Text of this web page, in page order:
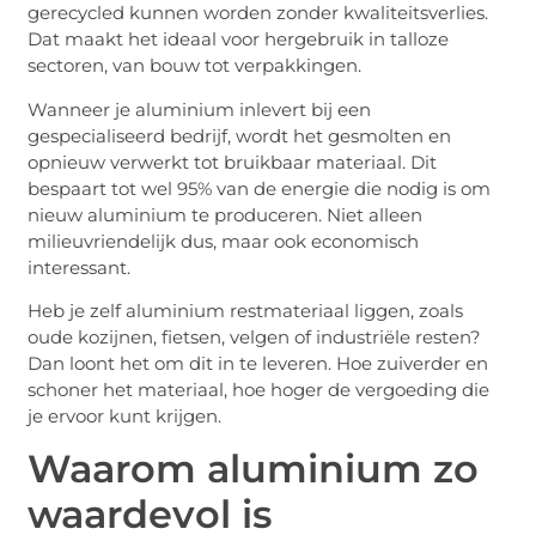
gerecycled kunnen worden zonder kwaliteitsverlies.
Dat maakt het ideaal voor hergebruik in talloze
sectoren, van bouw tot verpakkingen.
Wanneer je aluminium inlevert bij een
gespecialiseerd bedrijf, wordt het gesmolten en
opnieuw verwerkt tot bruikbaar materiaal. Dit
bespaart tot wel 95% van de energie die nodig is om
nieuw aluminium te produceren. Niet alleen
milieuvriendelijk dus, maar ook economisch
interessant.
Heb je zelf aluminium restmateriaal liggen, zoals
oude kozijnen, fietsen, velgen of industriële resten?
Dan loont het om dit in te leveren. Hoe zuiverder en
schoner het materiaal, hoe hoger de vergoeding die
je ervoor kunt krijgen.
Waarom aluminium zo
waardevol is